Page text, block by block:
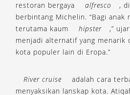
restoran bergaya
alfresco
,
berbintang Michelin. “Bagi anak
terutama kaum
hipster
,”
menjadi alternatif yang menarik
kota populer lain di Eropa.”
River cruise
adalah cara
menyaksikan lanskap kota.